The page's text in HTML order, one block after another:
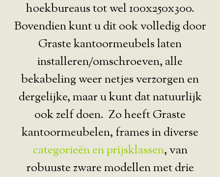
hoekbureaus tot wel 100x250x300.
Bovendien kunt u dit ook volledig door
Graste kantoormeubels laten
installeren/omschroeven, alle
bekabeling weer netjes verzorgen en
dergelijke, maar u kunt dat natuurlijk
ook zelf doen. Zo heeft Graste
kantoormeubelen, frames in diverse
categorieën en prijsklassen, van
robuuste zware modellen met drie